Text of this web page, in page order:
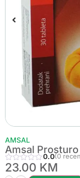
AMSAL
Amsal
0.0(0
23.00 KM